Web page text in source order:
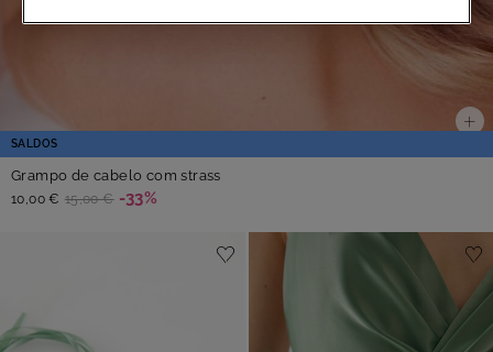
SALDOS
Grampo de cabelo com strass
10,00 € 15,00 € -33%